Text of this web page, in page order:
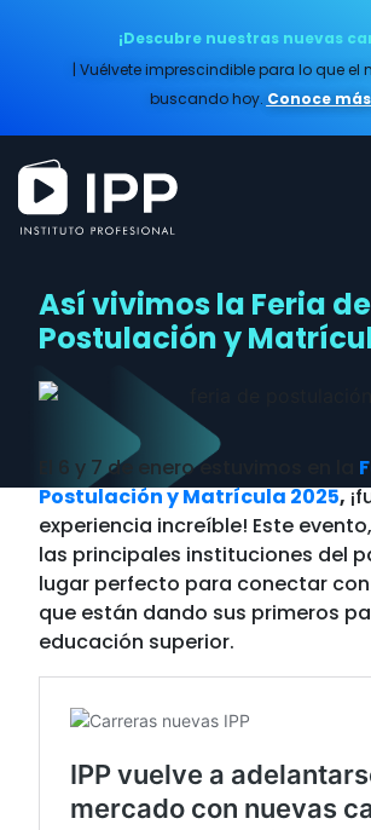
¡Descubre nuestras nuevas
| Vuélvete imprescindible para lo que el
buscando hoy. Conoce más​
Así vivimos la Feria de
Postulación y
El 6 y 7 de enero estuvimos en la
Postulación y Matrícula 2025,
experiencia increíble! Este
las principales instituciones del
lugar perfecto para conectar
que están dando sus primeros
educación superior.